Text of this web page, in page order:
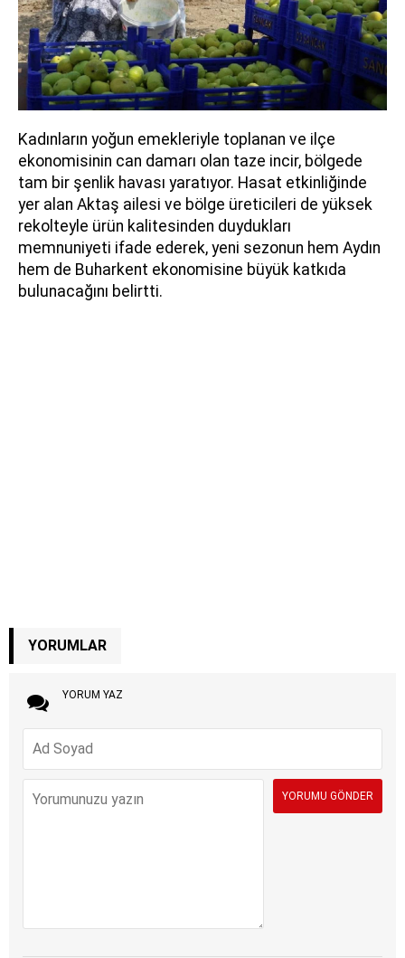
Kadınların yoğun emekleriyle toplanan ve ilçe
ekonomisinin can damarı olan taze incir, bölgede
tam bir şenlik havası yaratıyor. Hasat etkinliğinde
yer alan Aktaş ailesi ve bölge üreticileri de yüksek
rekolteyle ürün kalitesinden duydukları
memnuniyeti ifade ederek, yeni sezonun hem Aydın
hem de Buharkent ekonomisine büyük katkıda
bulunacağını belirtti.
YORUMLAR
YORUM YAZ